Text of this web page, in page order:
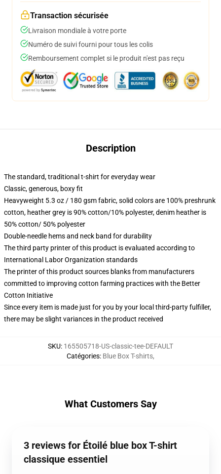
Transaction sécurisée
Livraison mondiale à votre porte
Numéro de suivi fourni pour tous les colis
Remboursement complet si le produit n'est pas reçu
Description
The standard, traditional t-shirt for everyday wear
Classic, generous, boxy fit
Heavyweight 5.3 oz / 180 gsm fabric, solid colors are 100% preshrunk
cotton, heather grey is 90% cotton/10% polyester, denim heather is
50% cotton/ 50% polyester
Double-needle hems and neck band for durability
The third party printer of this product is evaluated according to
International Labor Organization standards
The printer of this product sources blanks from manufacturers
committed to improving cotton farming practices with the Better
Cotton Initiative
Since every item is made just for you by your local third-party fulfiller,
there may be slight variances in the product received
SKU: 165505718-US-classic-tee-DEFAULT
Catégories: Blue Box T-shirts,
What Customers Say
3 reviews for Étoilé blue box T-shirt
classique essentiel